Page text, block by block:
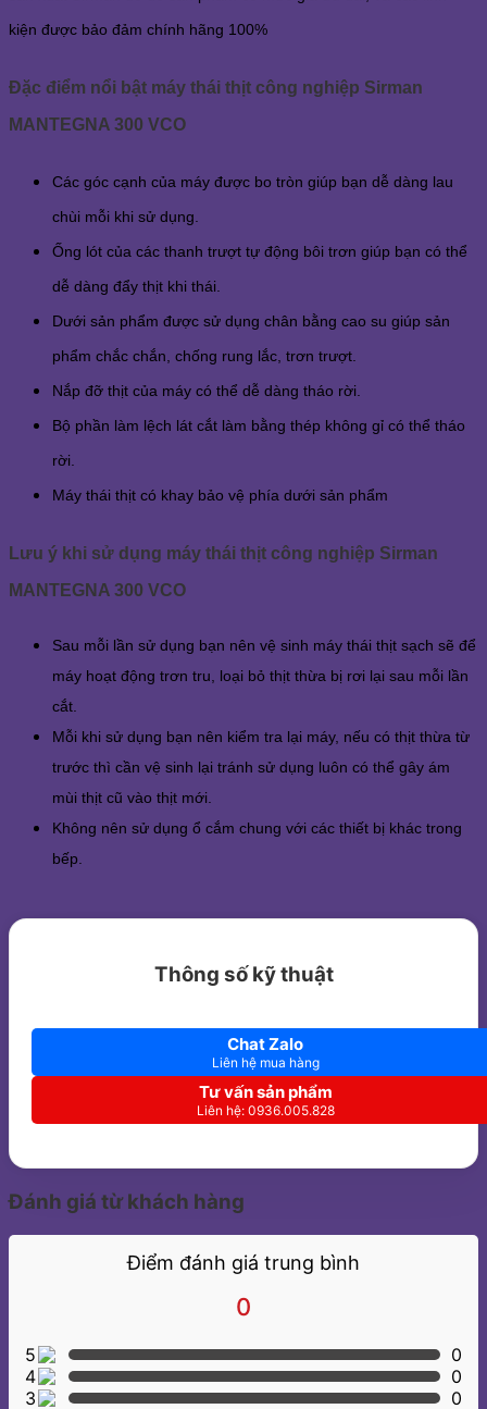
kiện được bảo đảm chính hãng 100%
Đặc điểm nổi bật máy thái thịt công nghiệp Sirman
MANTEGNA 300 VCO
Các góc cạnh của máy được bo tròn giúp bạn dễ dàng lau
chùi mỗi khi sử dụng.
Ống lót của các thanh trượt tự động bôi trơn giúp bạn có thể
dễ dàng đẩy thịt khi thái.
Dưới sản phẩm được sử dụng chân bằng cao su giúp sản
phẩm chắc chắn, chống rung lắc, trơn trượt.
Nắp đỡ thịt của máy có thể dễ dàng tháo rời.
Bộ phần làm lệch lát cắt làm bằng thép không gỉ có thể tháo
rời.
Máy thái thịt có khay bảo vệ phía dưới sản phẩm
Lưu ý khi sử dụng máy thái thịt công nghiệp Sirman
MANTEGNA 300 VCO
Sau mỗi lần sử dụng bạn nên vệ sinh máy thái thịt sạch sẽ để
máy hoạt động trơn tru, loại bỏ thịt thừa bị rơi lại sau mỗi lần
cắt.
Mỗi khi sử dụng bạn nên kiểm tra lại máy, nếu có thịt thừa từ
trước thì cần vệ sinh lại tránh sử dụng luôn có thể gây ám
mùi thịt cũ vào thịt mới.
Không nên sử dụng ổ cắm chung với các thiết bị khác trong
bếp.
Thông số kỹ thuật
Chat Zalo
Liên hệ mua hàng
Tư vấn sản phẩm
Liên hệ: 0936.005.828
Đánh giá từ khách hàng
Điểm đánh giá trung bình
0
5
0
4
0
3
0